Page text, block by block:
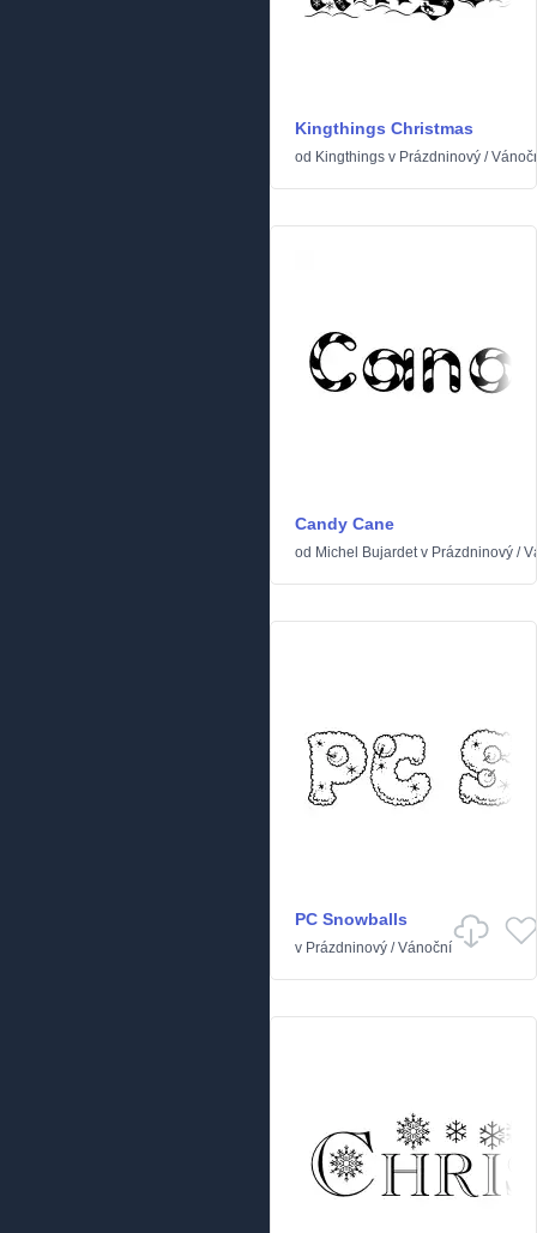
Kingthings Christmas
od Kingthings v Prázdninový /
Candy Cane
od Michel Bujardetv Prázdninový /
PC Snowballs
v Prázdninový /Vánoční